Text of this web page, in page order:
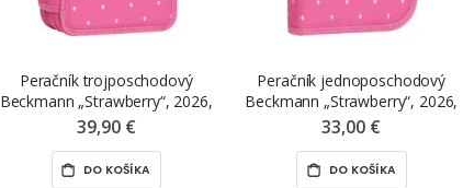
Peračník trojposchodový
Beckmann „Strawberry“, 2026,
plný
39,90 €
DO KOŠÍKA
Peračník jednoposchodový
Beckmann „Strawberry“, 2026,
plný
33,00 €
DO KOŠÍKA